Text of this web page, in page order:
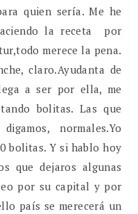
quien sería. Me he
la receta por
merece la pena.
claro.Ayudanta de
a ser por ella, me
bolitas. Las que
normales.Yo
bolitas. Y si hablo hoy
que dejaros algunas
por su capital y por
país se merecerá un